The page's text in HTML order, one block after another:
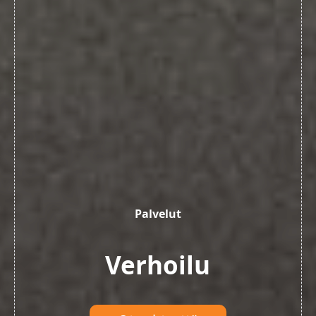
Palvelut
Verhoilu
Palvelut
Verhoilu
Palvelut
Verhoilu